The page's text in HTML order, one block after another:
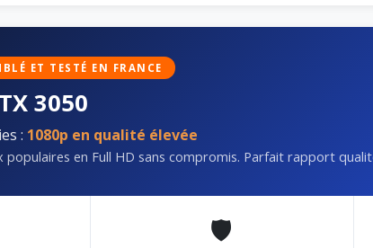
ET TESTÉ EN FRANCE
3050
: 1080p en qualité élevée
populaires en Full HD sans compromis. Parfait rapport
🛡️